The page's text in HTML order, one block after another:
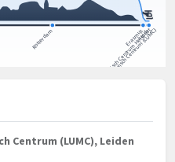
Centrum (LUMC), Leiden